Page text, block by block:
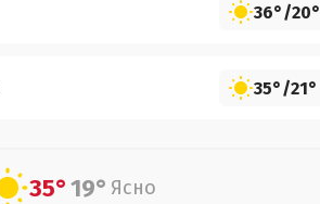
36°/20°
35°/21°
35°19° Ясно